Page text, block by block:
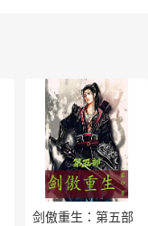
剑傲重生：第五部